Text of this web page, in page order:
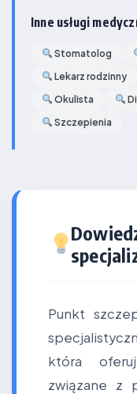
Inne usługi
Stomatolog
Lekarz rodzinny
Okulista
Szczepienia
Punkt
która
związane z